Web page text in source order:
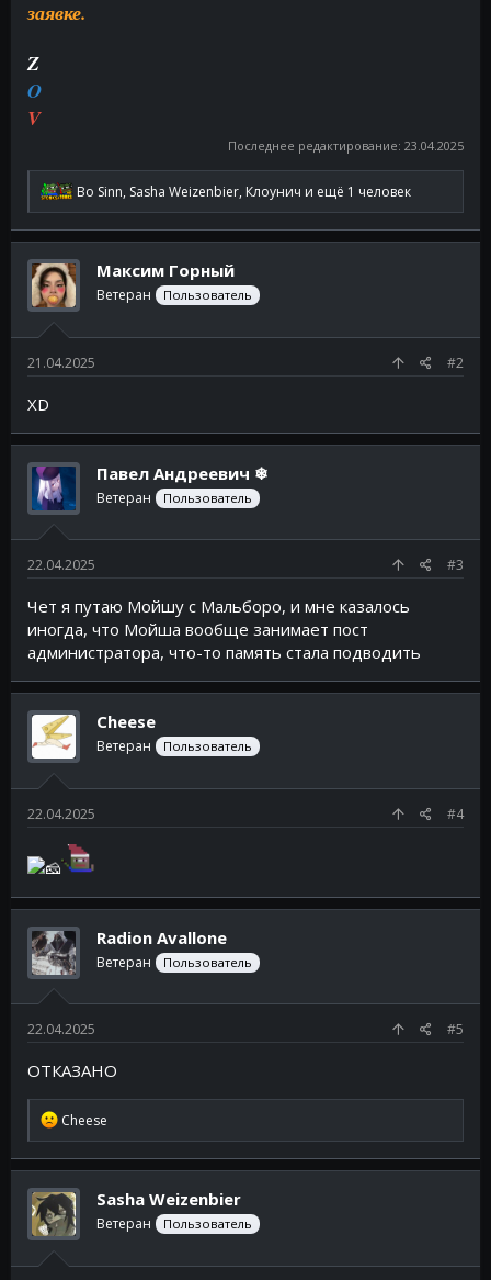
заявке.
Z
O
V
Последнее редактирование: 23.04.2025
Р
к
ц
:
Bo Sinn, Sasha Weizenbier, Клоунич и ещё 1 человек
Максим Горный
Ветеран Пользователь
21.04.2025 #2
XD
Павел Андреевич ❄
Ветеран Пользователь
22.04.2025 #3
Чет я путаю Мойшу с Мальборо, и мне казалось
иногда, что Мойша вообще занимает пост
администратора, что-то память стала подводить
Cheese
Ветеран Пользователь
22.04.2025 #4
Radion Avallone
Ветеран Пользователь
22.04.2025 #5
ОТКАЗАНО
Р
к
ц
и
и
:
Cheese
Sasha Weizenbier
Ветеран Пользователь